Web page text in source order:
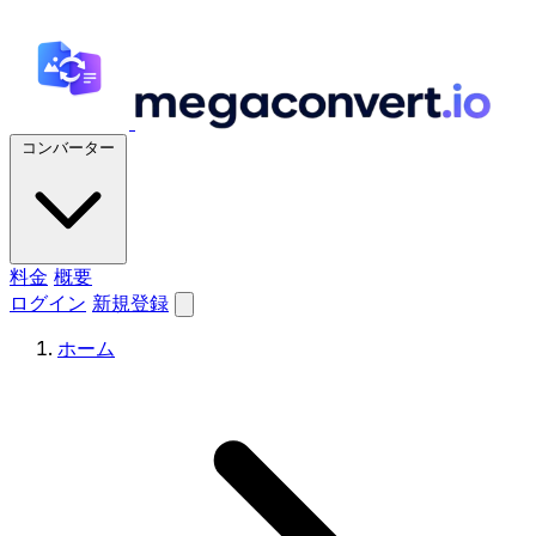
コンバーター
料金 概要
ログイン 新規登録
ホーム